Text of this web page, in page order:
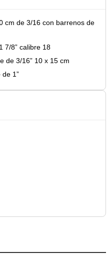
cm de 3/16 con barrenos de
7/8” calibre 18
de 3/16” 10 x 15 cm
de 1”